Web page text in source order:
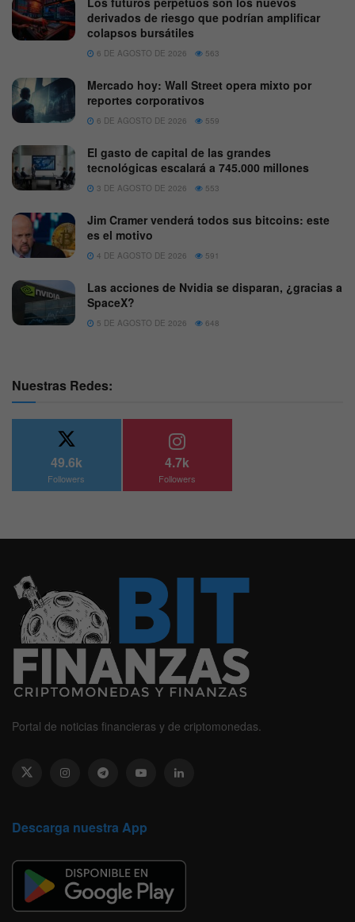
derivados de riesgo que podrían amplificar
colapsos bursátiles
6 DE AGOSTO DE 2026 563
Mercado hoy: Wall Street opera mixto por
reportes corporativos
6 DE AGOSTO DE 2026 559
El gasto de capital de las grandes
tecnológicas escalará a 745.000 millones
3 DE AGOSTO DE 2026 553
Jim Cramer venderá todos sus bitcoins: este
es el motivo
4 DE AGOSTO DE 2026 591
Las acciones de Nvidia se disparan, ¿gracias a
SpaceX?
5 DE AGOSTO DE 2026 648
Nuestras Redes:
49.6k
Followers
4.7k
Followers
Portal de noticias financieras y de criptomonedas.
Descarga nuestra App